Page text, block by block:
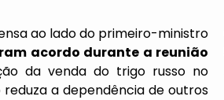
ao lado do primeiro-ministro
acordo durante a reunião
da venda do trigo russo no
a dependência de outros